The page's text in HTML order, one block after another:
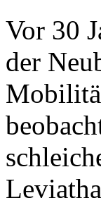
Vor 30
der